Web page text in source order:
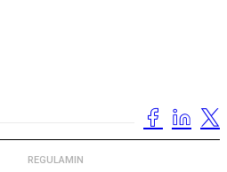
REGULAMIN